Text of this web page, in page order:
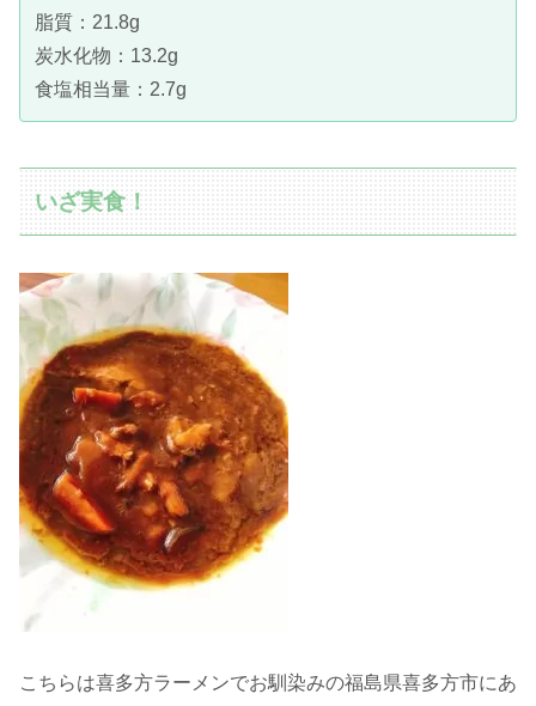
脂質：21.8g
炭水化物：13.2g
食塩相当量：2.7g
いざ実食！
こちらは喜多方ラーメンでお馴染みの福島県喜多方市にあ